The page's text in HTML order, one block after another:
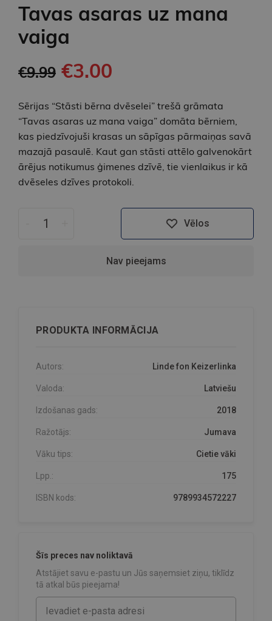
Tavas asaras uz mana
vaiga
€9.99 €3.00
Sērijas “Stāsti bērna dvēselei” trešā grāmata
“Tavas asaras uz mana vaiga” domāta bērniem,
kas pie­dzīvojuši krasas un sāpīgas pārmaiņas savā
mazajā pasaulē. Kaut gan stāsti attēlo galveno­kārt
ārējus notikumus ģimenes dzīvē, tie vienlaikus ir kā
dvēseles dzīves protokoli.
Vēlos
Nav pieejams
PRODUKTA INFORMĀCIJA
Autors: Linde fon Keizerlinka
Valoda: Latviešu
Izdošanas gads: 2018
Ražotājs: Jumava
Vāku tips: Cietie vāki
Lpp.: 175
ISBN kods: 9789934572227
Šīs preces nav noliktavā
Atstājiet savu e-pastu un Jūs saņemsiet ziņu, tiklīdz
tā atkal būs pieejama!